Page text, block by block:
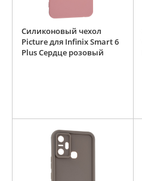
Силиконовый чехол
Picture для Infinix Smart 6
Plus Сердце розовый